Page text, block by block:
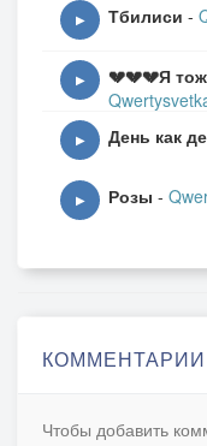
▶ Тбилиси -
▶ 💔💔💔Я
▶ День как
▶ Розы -
КОММЕНТАРИИ
Чтобы добавить